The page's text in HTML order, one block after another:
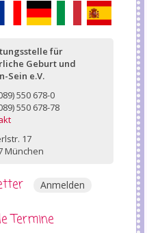
FrançaisDeutsch ItalianoEspañol
für
Geburt und
Sein e.V.
550 678-0
550 678-78
17
München
Anmelden
Termine